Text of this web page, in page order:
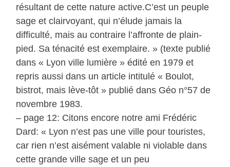
résultant de cette nature active.C’est un peuple
sage et clairvoyant, qui n’élude jamais la
difficulté, mais au contraire l’affronte de plain-
pied. Sa ténacité est exemplaire. » (texte publié
dans « Lyon ville lumière » édité en 1979 et
repris aussi dans un article intitulé « Boulot,
bistrot, mais lève-tôt » publié dans Géo n°57 de
novembre 1983.
– page 12: Citons encore notre ami Frédéric
Dard: « Lyon n’est pas une ville pour touristes,
car rien n’est aisément valable ni violable dans
cette grande ville sage et un peu